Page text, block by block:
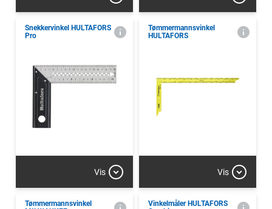
Snekkervinkel HULTAFORS
Pro
Vis
Tømmermannsvinkel
HULTAFORS
Vis
Tømmermannsvinkel
Vinkelmåler HULTAFORS